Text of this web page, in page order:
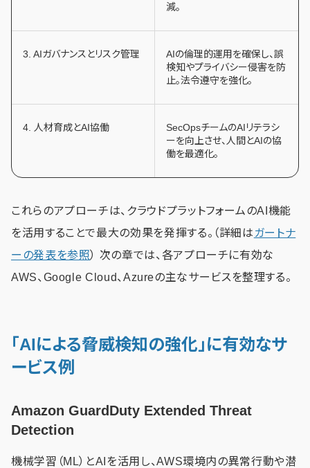
減。
3. AIガバナンスとリスク管理
AIの倫理的運用を確保し、誤
検知やプライバシー侵害を防
止。法令遵守を強化。
4. 人材育成とAI協働
SecOpsチームのAIリテラシ
ーを向上させ、人間とAIの協
働を最適化。
これらのアプローチは、クラウドプラットフォームのAI機能
を活用することで最大の効果を発揮する。（詳細は ガートナ
ーの発表を参照） 次の章では、各アプローチに有効な
AWS、Google Cloud、Azureの主なサービスを整理する。
「AIによる脅威検知の強化」に有効なサ
ービス例
Amazon GuardDuty Extended Threat
Detection
機械学習（ML）とAIを活用し、AWS環境内の異常行動や潜